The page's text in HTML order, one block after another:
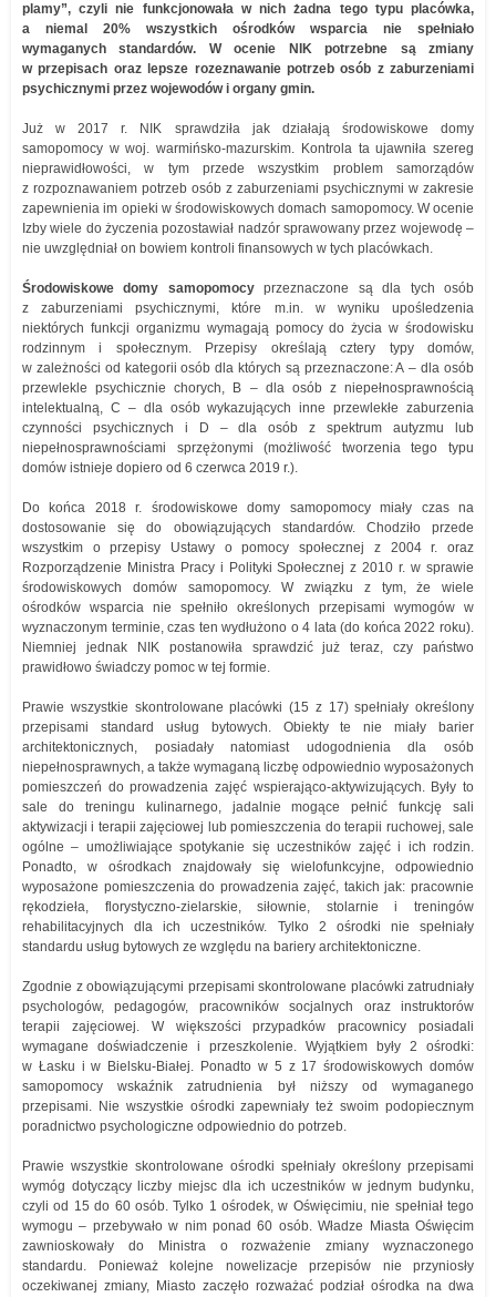
plamy”, czyli nie funkcjonowała w nich żadna tego typu placówka,
a niemal 20% wszystkich ośrodków wsparcia nie spełniało
wymaganych standardów. W ocenie NIK potrzebne są zmiany
w przepisach oraz lepsze rozeznawanie potrzeb osób z zaburzeniami
psychicznymi przez wojewodów i organy gmin.
Już w 2017 r. NIK sprawdziła jak działają środowiskowe domy
samopomocy w woj. warmińsko-mazurskim. Kontrola ta ujawniła szereg
nieprawidłowości, w tym przede wszystkim problem samorządów
z rozpoznawaniem potrzeb osób z zaburzeniami psychicznymi w zakresie
zapewnienia im opieki w środowiskowych domach samopomocy. W ocenie
Izby wiele do życzenia pozostawiał nadzór sprawowany przez wojewodę –
nie uwzględniał on bowiem kontroli finansowych w tych placówkach.
Środowiskowe domy samopomocyprzeznaczone są dla tych osób
z zaburzeniami psychicznymi, które m.in. w wyniku upośledzenia
niektórych funkcji organizmu wymagają pomocy do życia w środowisku
rodzinnym i społecznym. Przepisy określają cztery typy domów,
w zależności od kategorii osób dla których są przeznaczone: A – dla osób
przewlekle psychicznie chorych, B – dla osób z niepełnosprawnością
intelektualną, C – dla osób wykazujących inne przewlekłe zaburzenia
czynności psychicznych i D – dla osób z spektrum autyzmu lub
niepełnosprawnościami sprzężonymi (możliwość tworzenia tego typu
domów istnieje dopiero od 6 czerwca 2019 r.).
Do końca 2018 r. środowiskowe domy samopomocy miały czas na
dostosowanie się do obowiązujących standardów. Chodziło przede
wszystkim o przepisy Ustawy o pomocy społecznej z 2004 r. oraz
Rozporządzenie Ministra Pracy i Polityki Społecznej z 2010 r. w sprawie
środowiskowych domów samopomocy. W związku z tym, że wiele
ośrodków wsparcia nie spełniło określonych przepisami wymogów w
wyznaczonym terminie, czas ten wydłużono o 4 lata (do końca 2022 roku).
Niemniej jednak NIK postanowiła sprawdzić już teraz, czy państwo
prawidłowo świadczy pomoc w tej formie.
Prawie wszystkie skontrolowane placówki (15 z 17) spełniały określony
przepisami standard usług bytowych. Obiekty te nie miały barier
architektonicznych, posiadały natomiast udogodnienia dla osób
niepełnosprawnych, a także wymaganą liczbę odpowiednio wyposażonych
pomieszczeń do prowadzenia zajęć wspierająco-aktywizujących. Były to
sale do treningu kulinarnego, jadalnie mogące pełnić funkcję sali
aktywizacji i terapii zajęciowej lub pomieszczenia do terapii ruchowej, sale
ogólne – umożliwiające spotykanie się uczestników zajęć i ich rodzin.
Ponadto, w ośrodkach znajdowały się wielofunkcyjne, odpowiednio
wyposażone pomieszczenia do prowadzenia zajęć, takich jak: pracownie
rękodzieła, florystyczno-zielarskie, siłownie, stolarnie i treningów
rehabilitacyjnych dla ich uczestników. Tylko 2 ośrodki nie spełniały
standardu usług bytowych ze względu na bariery architektoniczne.
Zgodnie z obowiązującymi przepisami skontrolowane placówki zatrudniały
psychologów, pedagogów, pracowników socjalnych oraz instruktorów
terapii zajęciowej. W większości przypadków pracownicy posiadali
wymagane doświadczenie i przeszkolenie. Wyjątkiem były 2 ośrodki:
w Łasku i w Bielsku-Białej. Ponadto w 5 z 17 środowiskowych domów
samopomocy wskaźnik zatrudnienia był niższy od wymaganego
przepisami. Nie wszystkie ośrodki zapewniały też swoim podopiecznym
poradnictwo psychologiczne odpowiednio do potrzeb.
Prawie wszystkie skontrolowane ośrodki spełniały określony przepisami
wymóg dotyczący liczby miejsc dla ich uczestników w jednym budynku,
czyli od 15 do 60 osób. Tylko 1 ośrodek, w Oświęcimiu, nie spełniał tego
wymogu – przebywało w nim ponad 60 osób. Władze Miasta Oświęcim
zawnioskowały do Ministra o rozważenie zmiany wyznaczonego
standardu. Ponieważ kolejne nowelizacje przepisów nie przyniosły
oczekiwanej zmiany, Miasto zaczęło rozważać podział ośrodka na dwa